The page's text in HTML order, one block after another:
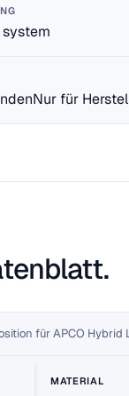
system
für
für APCO Hybrid
MATERIAL